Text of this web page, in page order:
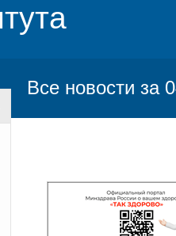
Все новости за